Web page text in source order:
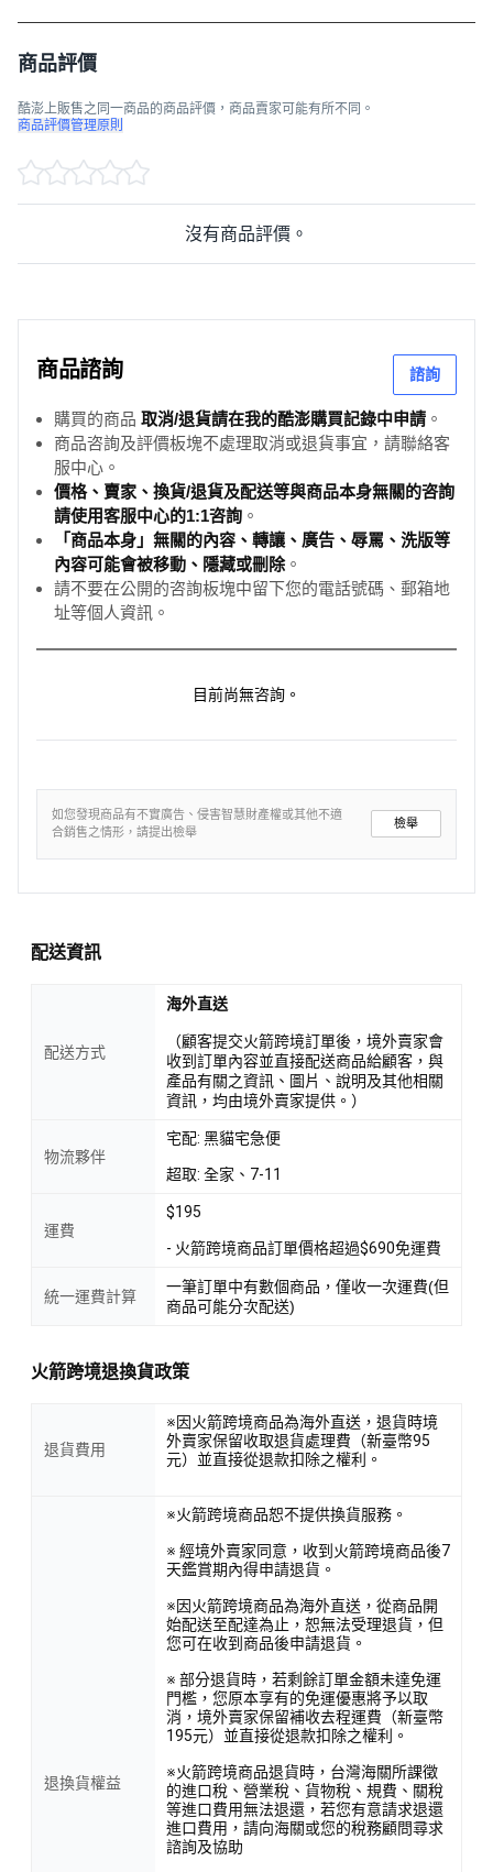
商品評價
酷澎上販售之同一商品的商品評價，商品賣家可能有所不同。
商品評價管理原則
沒有商品評價。
商品諮詢 諮詢
購買的商品 取消/退貨請在我的酷澎購買記錄中申請 。
商品咨詢及評價板塊不處理取消或退貨事宜，請聯絡客
服中心。
價格、賣家、換貨/退貨及配送等與商品本身無關的咨詢
請使用客服中心的1:1咨詢 。
「商品本身」無關的內容、轉讓、廣告、辱罵、洗版等
內容可能會被移動、隱藏或刪除。
請不要在公開的咨詢板塊中留下您的電話號碼、郵箱地
址等個人資訊。
目前尚無咨詢。
如您發現商品有不實廣告、侵害智慧財產權或其他不適
合銷售之情形，請提出檢舉
檢舉
配送資訊
配送方式
海外直送
（顧客提交火箭跨境訂單後，境外賣家會
收到訂單內容並直接配送商品給顧客，與
產品有關之資訊、圖片、說明及其他相關
資訊，均由境外賣家提供。）
物流夥伴
宅配: 黑貓宅急便
超取: 全家、7-11
運費
$195
- 火箭跨境商品訂單價格超過$690免運費
統一運費計算
一筆訂單中有數個商品，僅收一次運費(但
商品可能分次配送)
火箭跨境退換貨政策
退貨費用
※因火箭跨境商品為海外直送，退貨時境
外賣家保留收取退貨處理費（新臺幣95
元）並直接從退款扣除之權利。
退換貨權益
※火箭跨境商品恕不提供換貨服務。
※ 經境外賣家同意，收到火箭跨境商品後7
天鑑賞期內得申請退貨。
※因火箭跨境商品為海外直送，從商品開
始配送至配達為止，恕無法受理退貨，但
您可在收到商品後申請退貨。
※ 部分退貨時，若剩餘訂單金額未達免運
門檻，您原本享有的免運優惠將予以取
消，境外賣家保留補收去程運費（新臺幣
195元）並直接從退款扣除之權利。
※火箭跨境商品退貨時，台灣海關所課徵
的進口稅、營業稅、貨物稅、規費、關稅
等進口費用無法退還，若您有意請求退還
進口費用，請向海關或您的稅務顧問尋求
諮詢及協助